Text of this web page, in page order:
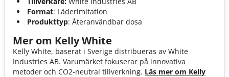
Format: Läderimitation
Produkttyp: Återanvändbar dosa
Mer om Kelly White
Kelly White, baserat i Sverige distribueras av White
Industries AB. Varumärket fokuserar på innovativa
metoder och CO2-neutral tillverkning. Läs mer om Kelly